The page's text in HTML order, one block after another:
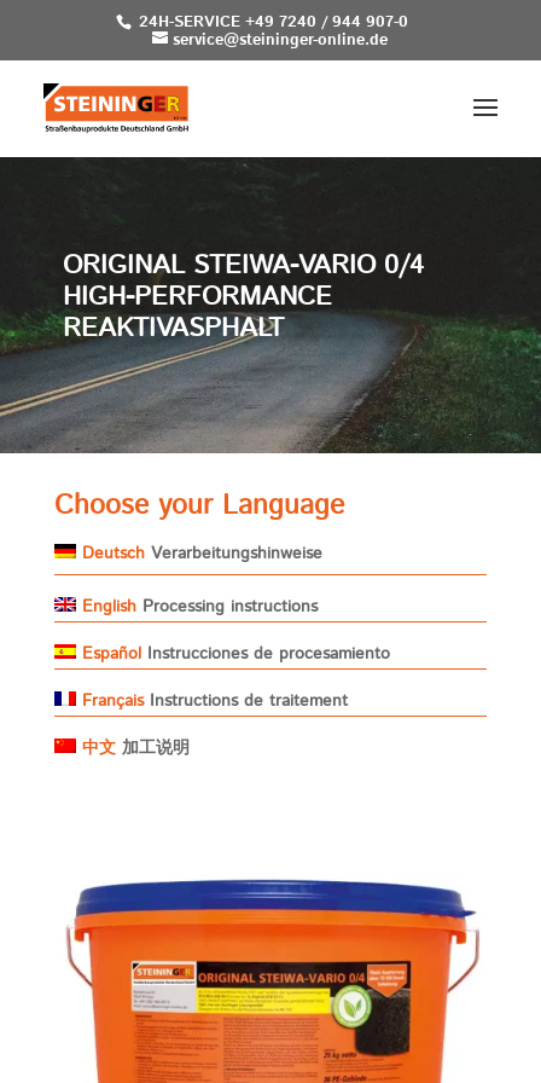
24H-SERVICE +49 7240 / 944 907-0
service@steininger-online.de
ORIGINAL STEIWA-VARIO 0/4
HIGH-PERFORMANCE
REAKTIVASPHALT
Choose your Language
Deutsch Verarbeitungshinweise
English Processing instructions
Español Instrucciones de procesamiento
Français Instructions de traitement
中文 加工说明